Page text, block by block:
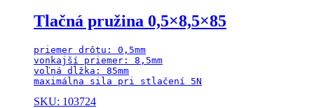
Tlačná pružina 0,5×8,5×85
priemer drôtu: 0,5mm
vonkajší priemer: 8,5mm
voľná dĺžka: 85mm
maximálna sila pri stlačení 5N
SKU: 103724